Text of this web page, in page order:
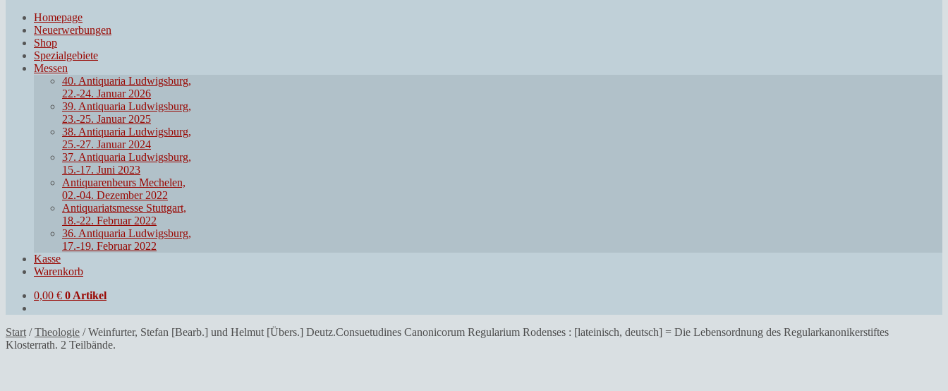
Homepage
Neuerwerbungen
Shop
Spezialgebiete
Messen
40. Antiquaria Ludwigsburg,
22.-24. Januar 2026
39. Antiquaria Ludwigsburg,
23.-25. Januar 2025
38. Antiquaria Ludwigsburg,
25.-27. Januar 2024
37. Antiquaria Ludwigsburg,
15.-17. Juni 2023
Antiquarenbeurs Mechelen,
02.-04. Dezember 2022
Antiquariatsmesse Stuttgart,
18.-22. Februar 2022
36. Antiquaria Ludwigsburg,
17.-19. Februar 2022
Kasse
Warenkorb
0,00 € 0 Artikel
Start /Theologie /Weinfurter, Stefan [Bearb.] und Helmut [Übers.] Deutz.Consuetudines Canonicorum Regularium Rodenses : [lateinisch, deutsch] = Die Lebensordnung des Regularkanonikerstiftes
Klosterrath. 2 Teilbände.